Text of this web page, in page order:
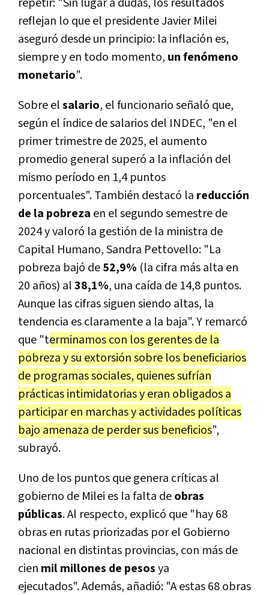
repetir: "Sin lugar a dudas, los resultados
reflejan lo que el presidente Javier Milei
aseguró desde un principio: la inflación es,
siempre y en todo momento, un fenómeno
monetario".
Sobre elsalario, el funcionario señaló que,
según el índice de salarios del INDEC, "en el
primer trimestre de 2025, el aumento
promedio general superó a la inflación del
mismo período en 1,4 puntos
porcentuales". También destacó la reducción
de la pobreza en el segundo semestre de
2024 y valoró la gestión de la ministra de
Capital Humano, Sandra Pettovello: "La
pobreza bajó de52,9% (la cifra más alta en
20 años) al38,1%, una caída de 14,8 puntos.
Aunque las cifras siguen siendo altas, la
tendencia es claramente a la baja". Y remarcó
que "terminamos con los gerentes de la
pobreza y su extorsión sobre los beneficiarios
de programas sociales, quienes sufrían
prácticas intimidatorias y eran obligados a
participar en marchas y actividades políticas
bajo amenaza de perder sus beneficios",
subrayó.
Uno de los puntos que genera críticas al
gobierno de Milei es la falta deobras
públicas. Al respecto, explicó que "hay 68
obras en rutas priorizadas por el Gobierno
nacional en distintas provincias, con más de
cien mil millones de pesosya
ejecutados". Además, añadió: "A estas 68 obras